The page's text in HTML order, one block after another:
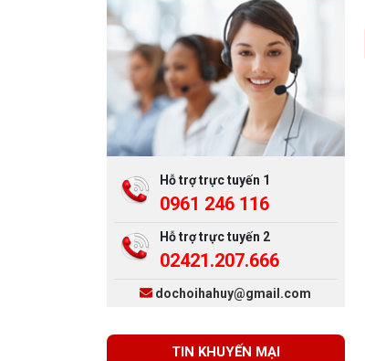
Hỗ trợ trực tuyến 1
0961 246 116
Hỗ trợ trực tuyến 2
02421.207.666
dochoihahuy@gmail.com
TIN KHUYẾN MẠI